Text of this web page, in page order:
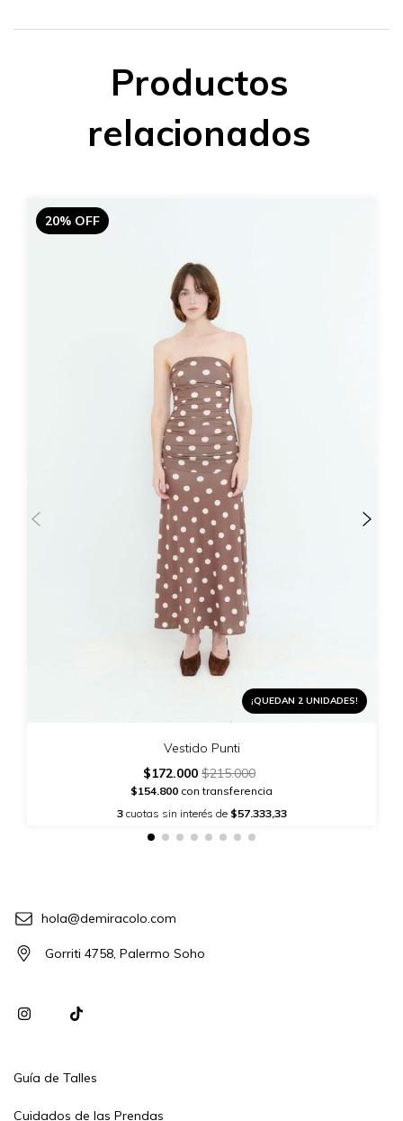
Productos
relacionados
20% OFF
¡QUEDAN 2 UNIDADES!
Vestido Punti
$172.000 $215.000
$154.800 con transferencia
3cuotas sin interés de $57.333,33
hola@demiracolo.com
Gorriti 4758, Palermo Soho
Guía de Talles
Cuidados de las Prendas